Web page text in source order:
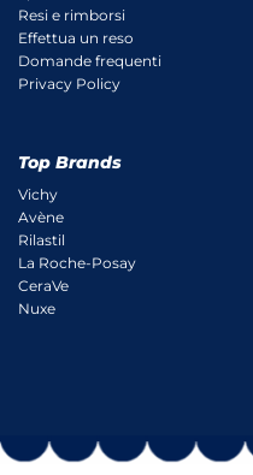
Resi e rimborsi
Effettua un reso
Domande frequenti
Privacy Policy
Top Brands
Vichy
Avène
Rilastil
La Roche-Posay
CeraVe
Nuxe